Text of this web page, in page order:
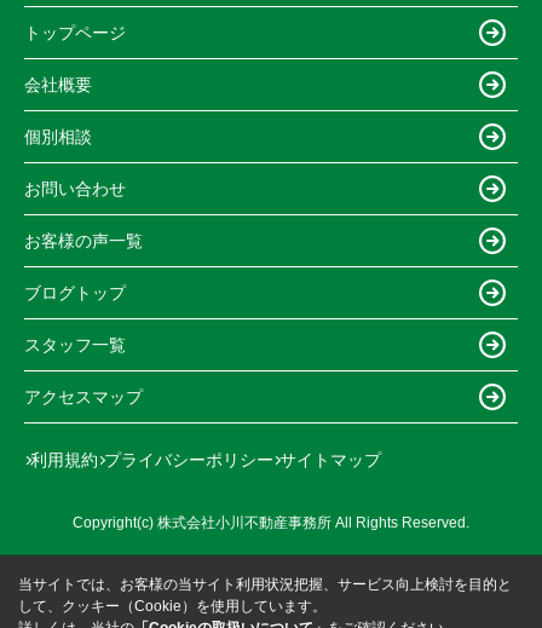
トップページ
会社概要
個別相談
お問い合わせ
お客様の声一覧
ブログトップ
スタッフ一覧
アクセスマップ
利用規約 プライバシーポリシー サイトマップ
Copyright(c) 株式会社小川不動産事務所 All Rights Reserved.
当サイトでは、お客様の当サイト利用状況把握、サービス向上検討を目的と
して、クッキー（Cookie）を使用しています。